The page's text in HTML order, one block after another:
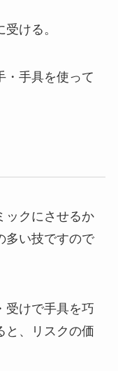
ける。
・手具を使って
ックにさせるか
多い技ですので
受けで手具を巧
と、リスクの価